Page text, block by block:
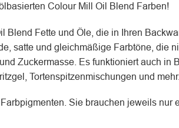
Colour Mill Oil Blend Farben!
Fette und Öle, die in Ihren
satte und gleichmäßige Farbtöne, die
Zuckermasse. Es funktioniert auch in
Tortenspitzenmischungen und mehr.
Sie brauchen jeweils nur